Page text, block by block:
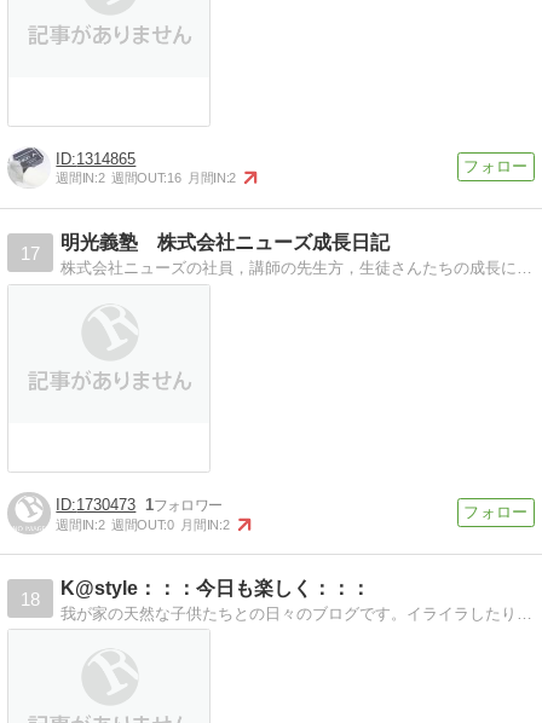
1314865
週間IN:2 週間OUT:16 月間IN:2
17
明光義塾 株式会社ニューズ成長日記
1730473 1
週間IN:2 週間OUT:0 月間IN:2
18
K@style：：：今日も楽しく：：：